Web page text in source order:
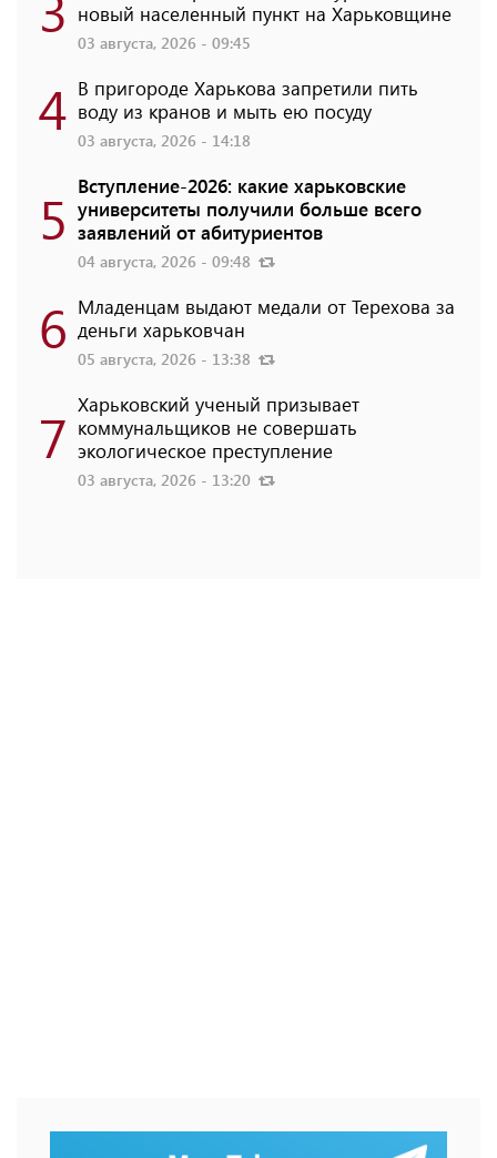
новый населенный пункт на Харьковщине
03 августа, 2026 - 09:45
4 В пригороде Харькова запретили пить
воду из кранов и мыть ею посуду
03 августа, 2026 - 14:18
5 Вступление-2026: какие харьковские
университеты получили больше всего
заявлений от абитуриентов
04 августа, 2026 - 09:48
6 Младенцам выдают медали от Терехова за
деньги харьковчан
05 августа, 2026 - 13:38
7 Харьковский ученый призывает
коммунальщиков не совершать
экологическое преступление
03 августа, 2026 - 13:20